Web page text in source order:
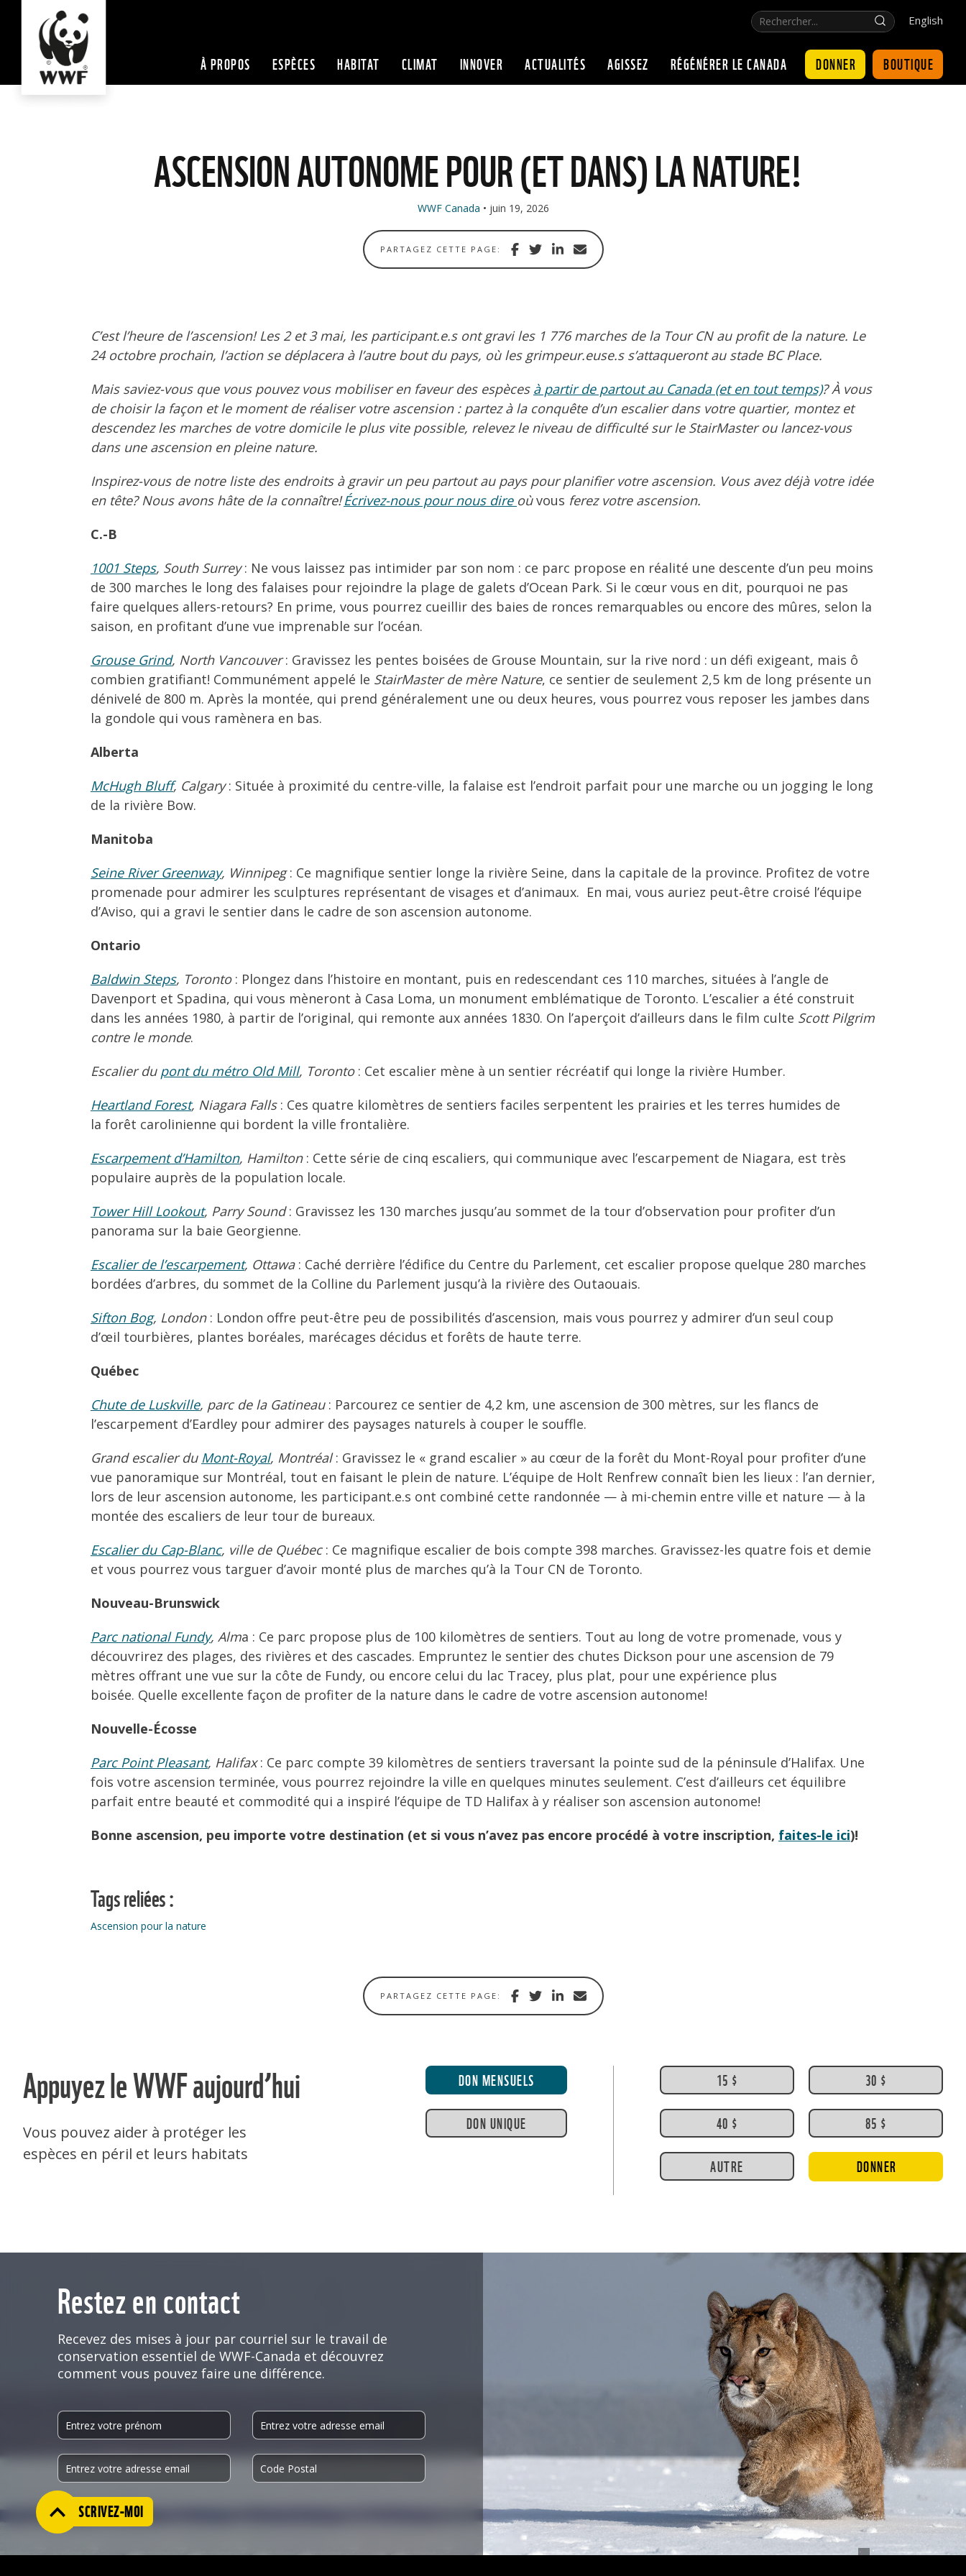
Rechercher... Click
for
English
À PROPOS ESPÈCES HABITAT CLIMAT INNOVER ACTUALITÉS AGISSEZ RÉGÉNÉRER LE CANADA DONNER BOUTIQUE
ASCENSION AUTONOME POUR (ET DANS) LA NATURE!
WWF Canada juin 19, 2026
PARTAGEZ CETTE PAGE:
Share
with
Share
via
Share
via
Share
in
C’est l’heure de l’ascension! Les 2 et 3 mai, les participant.e.s ont gravi les 1 776 marches de la Tour CN au profit de la nature. Le
24 octobre prochain, l’action se déplacera à l’autre bout du pays, où les grimpeur.euse.s s’attaqueront au stade BC Place.
Mais saviez-vous que vous pouvez vous mobiliser en faveur des espèces à partir de partout au Canada (et en tout temps)? À vous
de choisir la façon et le moment de réaliser votre ascension : partez à la conquête d’un escalier dans votre quartier, montez et
descendez les marches de votre domicile le plus vite possible, relevez le niveau de difficulté sur le StairMaster ou lancez-vous
dans une ascension en pleine nature.
Inspirez-vous de notre liste des endroits à gravir un peu partout au pays pour planifier votre ascension. Vous avez déjà votre idée
en tête? Nous avons hâte de la connaître!Écrivez-nous pour nous dire oùvous ferez votre ascension.
C.-B
1001 Steps, South Surrey: Ne vous laissez pas intimider par son nom : ce parc propose en réalité une descente d’un peu moins
de 300 marches le long des falaises pour rejoindre la plage de galets d’Ocean Park. Si le cœur vous en dit, pourquoi ne pas
faire quelques allers-retours? En prime, vous pourrez cueillir des baies de ronces remarquables ou encore des mûres, selon la
saison, en profitant d’une vue imprenable sur l’océan.
Grouse Grind, North Vancouver: Gravissez les pentes boisées de Grouse Mountain, sur la rive nord : un défi exigeant, mais ô
combien gratifiant! Communément appelé le StairMaster de mère Nature, ce sentier de seulement 2,5 km de long présente un
dénivelé de 800 m. Après la montée, qui prend généralement une ou deux heures, vous pourrez vous reposer les jambes dans
la gondole qui vous ramènera en bas.
Alberta
McHugh Bluff, Calgary: Située à proximité du centre-ville, la falaise est l’endroit parfait pour une marche ou un jogging le long
de la rivière Bow.
Manitoba
Seine River Greenway, Winnipeg: Ce magnifique sentier longe la rivière Seine, dans la capitale de la province. Profitez de votre
promenade pour admirer les sculptures représentant de visages et d’animaux. En mai, vous auriez peut‑être croisé l’équipe
d’Aviso, qui a gravi le sentier dans le cadre de son ascension autonome.
Ontario
Baldwin Steps, Toronto: Plongez dans l’histoire en montant, puis en redescendant ces 110 marches, situées à l’angle de
Davenport et Spadina, qui vous mèneront à Casa Loma, un monument emblématique de Toronto. L’escalier a été construit
dans les années 1980, à partir de l’original, qui remonte aux années 1830. On l’aperçoit d’ailleurs dans le film culte Scott Pilgrim
contre le monde.
Escalier du pont du métro Old Mill, Toronto: Cet escalier mène à un sentier récréatif qui longe la rivière Humber.
Heartland Forest, Niagara Falls: Ces quatre kilomètres de sentiers faciles serpentent les prairies et les terres humides de
la forêt carolinienne qui bordent la ville frontalière.
Escarpement d’Hamilton, Hamilton: Cette série de cinq escaliers, qui communique avec l’escarpement de Niagara, est très
populaire auprès de la population locale.
Tower Hill Lookout, Parry Sound: Gravissez les 130 marches jusqu’au sommet de la tour d’observation pour profiter d’un
panorama sur la baie Georgienne.
Escalier de l’escarpement, Ottawa: Caché derrière l’édifice du Centre du Parlement, cet escalier propose quelque 280 marches
bordées d’arbres, du sommet de la Colline du Parlement jusqu’à la rivière des Outaouais.
Sifton Bog, London: London offre peut-être peu de possibilités d’ascension, mais vous pourrez y admirer d’un seul coup
d’œil tourbières, plantes boréales, marécages décidus et forêts de haute terre.
Québec
Chute de Luskville, parc de la Gatineau: Parcourez ce sentier de 4,2 km, une ascension de 300 mètres, sur les flancs de
l’escarpement d’Eardley pour admirer des paysages naturels à couper le souffle.
Grand escalier du Mont-Royal, Montréal: Gravissez le « grand escalier » au cœur de la forêt du Mont-Royal pour profiter d’une
vue panoramique sur Montréal, tout en faisant le plein de nature. L’équipe de Holt Renfrew connaît bien les lieux : l’an dernier,
lors de leur ascension autonome, les participant.e.s ont combiné cette randonnée — à mi-chemin entre ville et nature — à la
montée des escaliers de leur tour de bureaux.
Escalier du Cap-Blanc, ville de Québec: Ce magnifique escalier de bois compte 398 marches. Gravissez-les quatre fois et demie
et vous pourrez vous targuer d’avoir monté plus de marches qu’à la Tour CN de Toronto.
Nouveau-Brunswick
Parc national Fundy, Alma : Ce parc propose plus de 100 kilomètres de sentiers. Tout au long de votre promenade, vous y
découvrirez des plages, des rivières et des cascades. Empruntez le sentier des chutes Dickson pour une ascension de 79
mètres offrant une vue sur la côte de Fundy, ou encore celui du lac Tracey, plus plat, pour une expérience plus
boisée. Quelle excellente façon de profiter de la nature dans le cadre de votre ascension autonome!
Nouvelle-Écosse
Parc Point Pleasant, Halifax: Ce parc compte 39 kilomètres de sentiers traversant la pointe sud de la péninsule d’Halifax. Une
fois votre ascension terminée, vous pourrez rejoindre la ville en quelques minutes seulement. C’est d’ailleurs cet équilibre
parfait entre beauté et commodité qui a inspiré l’équipe de TD Halifax à y réaliser son ascension autonome!
Bonne ascension, peu importe votre destination (et si vous n’avez pas encore procédé à votre inscription, faites-le ici)!
Tags reliées :
Ascension pour la nature
PARTAGEZ CETTE PAGE:
Share
with
Share
via
Share
via
Share
in
Appuyez le WWF aujourd’hui
Vous pouvez aider à protéger les
espèces en péril et leurs habitats
DON MENSUELS
DON UNIQUE
15 $ 30 $
40 $ 85 $
AUTRE DONNER
Restez en contact
Recevez des mises à jour par courriel sur le travail de
conservation essentiel de WWF-Canada et découvrez
comment vous pouvez faire une différence.
INSCRIVEZ-MOI